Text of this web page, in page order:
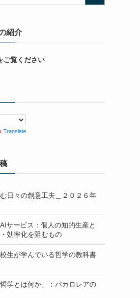
紹介
ご覧ください
Translate
日々の創意工夫＿２０２６年
サービス：個人の知的生産と
効率化を阻むもの
生が学んでいる哲学の教科書
学とは何か」：バカロレアの